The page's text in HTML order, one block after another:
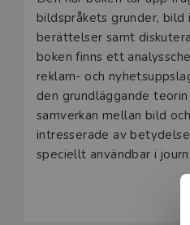
bildspråkets grunder, bild
berättelser samt
boken finns ett
reklam- och
den grundläggande
samverkan mellan bild
intresserade av
speciellt användbar i